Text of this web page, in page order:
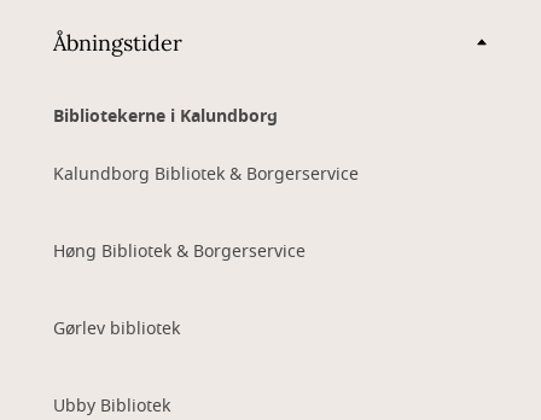
Åbningstider
Bibliotekerne i Kalundborg
Kalundborg Bibliotek & Borgerservice
Høng Bibliotek & Borgerservice
Gørlev bibliotek
Ubby Bibliotek